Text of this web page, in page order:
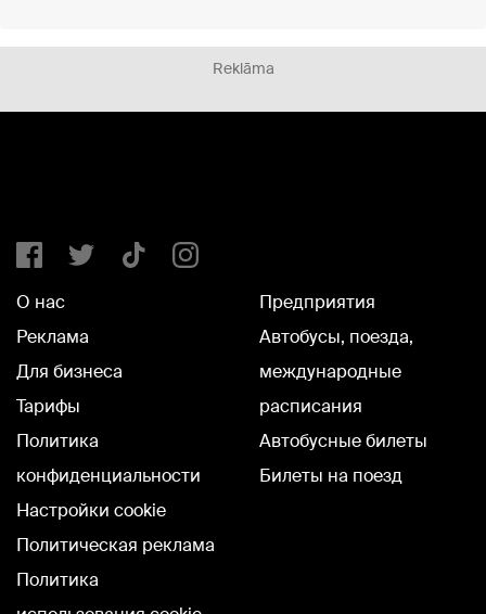
Reklāma
О нас
Реклама
Для бизнеса
Тарифы
Политика
конфиденциальности
Настройки cookie
Политическая реклама
Политика
Предприятия
Автобусы, поезда,
международные
расписания
Автобусные билеты
Билеты на поезд